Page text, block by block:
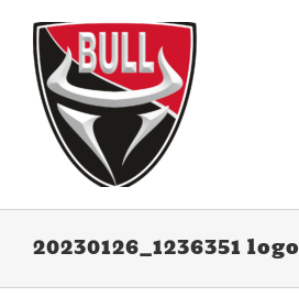
inhoud
20230126_1236351 logo